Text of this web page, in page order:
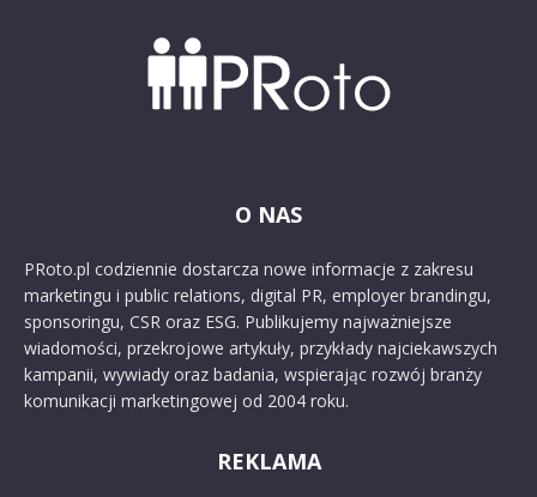
O NAS
PRoto.pl codziennie dostarcza nowe informacje z zakresu
marketingu i public relations, digital PR, employer brandingu,
sponsoringu, CSR oraz ESG. Publikujemy najważniejsze
wiadomości, przekrojowe artykuły, przykłady najciekawszych
kampanii, wywiady oraz badania, wspierając rozwój branży
komunikacji marketingowej od 2004 roku.
REKLAMA